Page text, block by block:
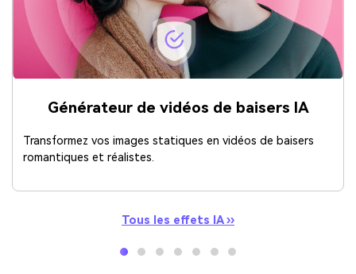
Générateur de vidéos de baisers IA
Transformez vos images statiques en vidéos de baisers
romantiques et réalistes.
Tous les effets IA ››